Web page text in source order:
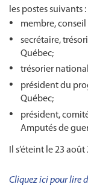
les postes suivants :
membre,
secrétaire,
Québec;
trésorier
président du
Québec;
président,
Amputés de
Il s’éteint le 23 août
Cliquez ici pour lire